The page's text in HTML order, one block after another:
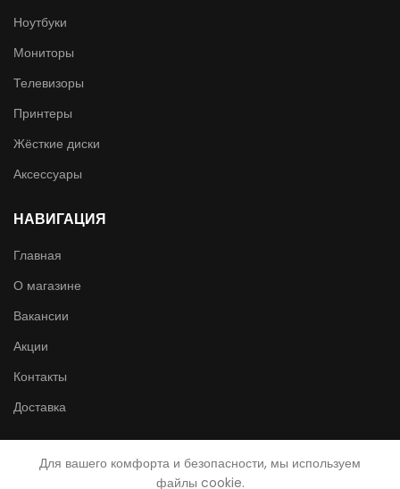
Ноутбуки
Мониторы
Телевизоры
Принтеры
Жёсткие диски
Аксессуары
НАВИГАЦИЯ
Главная
О магазине
Вакансии
Акции
Контакты
Доставка
ИНТЕРНЕТ-МАГАЗИН СИНОН
Для вашего комфорта и безопасности, мы используем
файлы cookie.